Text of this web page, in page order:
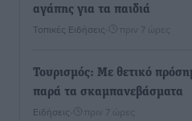
αγάπης για τα παιδιά
Τοπικές Ειδήσεις πριν 7 ώρες
Τουρισμός: Με θετικό
παρά τα σκαμπανεβάσματα
Ειδήσεις πριν 7 ώρες